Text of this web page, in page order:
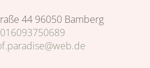
44 96050 Bamberg
016093750689